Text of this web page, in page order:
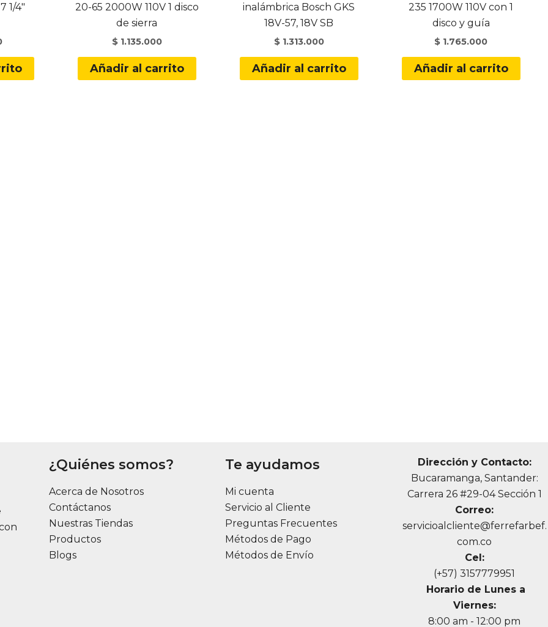
1/4″
20-65 2000W 110V 1 disco
de sierra
$1.135.000
Añadir al carrito
inalámbrica Bosch GKS
18V-57, 18V SB
$1.313.000
Añadir al carrito
235 1700W 110V con 1
disco y guía
$ 1.765.000
Añadir al carrito
¿Quiénes somos?
Acerca de Nosotros
Contáctanos
Nuestras Tiendas
Productos
Blogs
Te ayudamos
Mi cuenta
Servicio al Cliente
Preguntas Frecuentes
Métodos de Pago
Métodos de Envío
Dirección y Contacto:
Bucaramanga, Santander:
Carrera 26 #29-04 Sección 1
Correo:
servicioalcliente@ferrefarbef.
com.co
Cel:
(+57) 3157779951
Horario de Lunes a
Viernes:
8:00 am - 12:00 pm